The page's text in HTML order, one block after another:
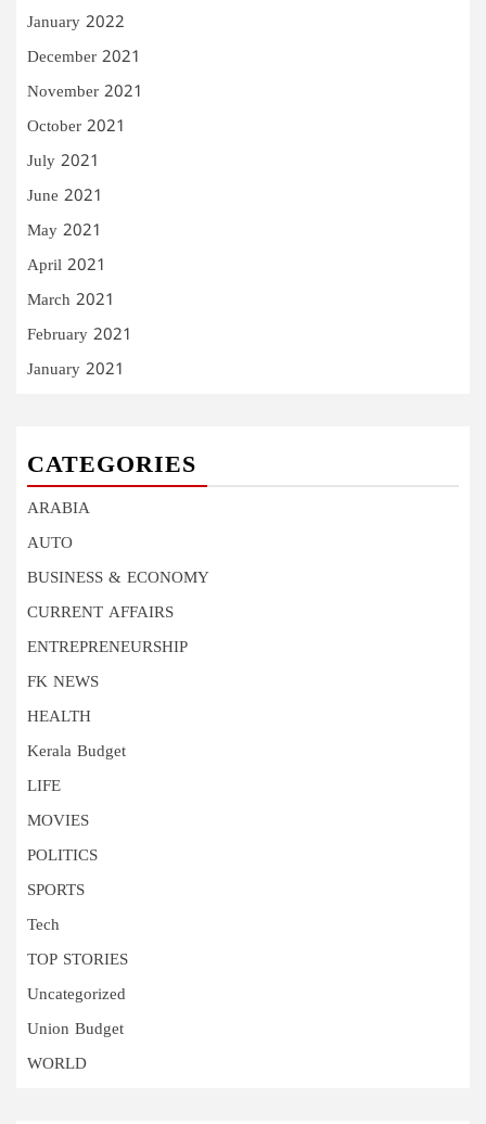
January 2022
December 2021
November 2021
October 2021
July 2021
June 2021
May 2021
April 2021
March 2021
February 2021
January 2021
CATEGORIES
ARABIA
AUTO
BUSINESS & ECONOMY
CURRENT AFFAIRS
ENTREPRENEURSHIP
FK NEWS
HEALTH
Kerala Budget
LIFE
MOVIES
POLITICS
SPORTS
Tech
TOP STORIES
Uncategorized
Union Budget
WORLD